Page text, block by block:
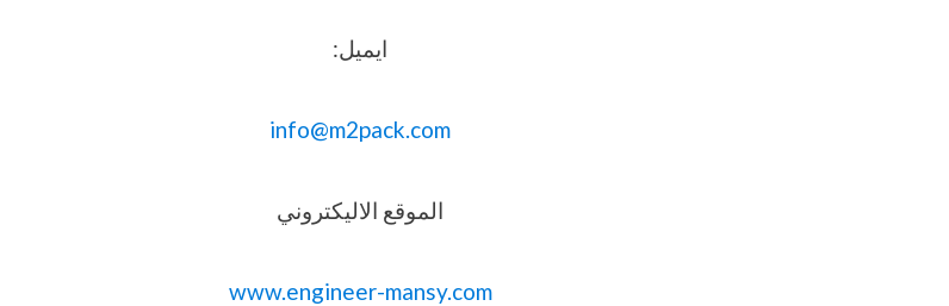
ايميل:
info@m2pack.com
الموقع الاليكتروني
www.engineer-mansy.com